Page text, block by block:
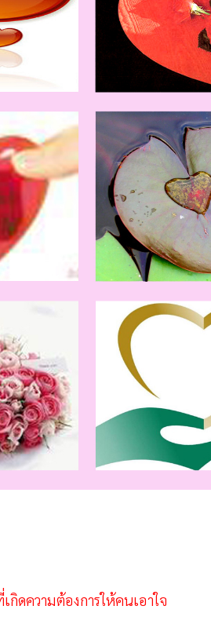
ดความต้องการให้คนเอาใจ